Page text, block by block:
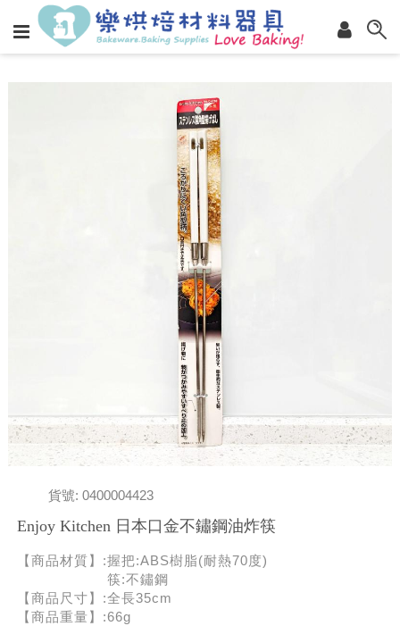
貨號: 0400004423
Enjoy Kitchen 日本口金不鏽鋼油炸筷
【商品材質】:握把:ABS樹脂(耐熱70度)
筷:不鏽鋼
【商品尺寸】:全長35cm
【商品重量】:66g